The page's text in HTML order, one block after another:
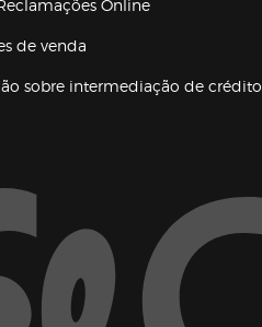
Online
de venda
sobre intermediação de crédito